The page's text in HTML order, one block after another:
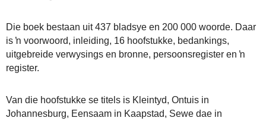
Die boek bestaan uit 437 bladsye en 200 000 woorde. Daar
is ŉ voorwoord, inleiding, 16 hoofstukke, bedankings,
uitgebreide verwysings en bronne, persoonsregister en ŉ
register.
Van die hoofstukke se titels is Kleintyd, Ontuis in
Johannesburg, Eensaam in Kaapstad, Sewe dae in